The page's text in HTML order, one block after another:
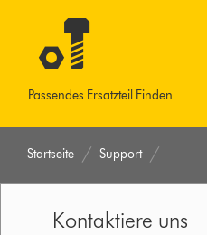
Passendes Ersatzteil Finden
Startseite Support
Kontaktiere uns